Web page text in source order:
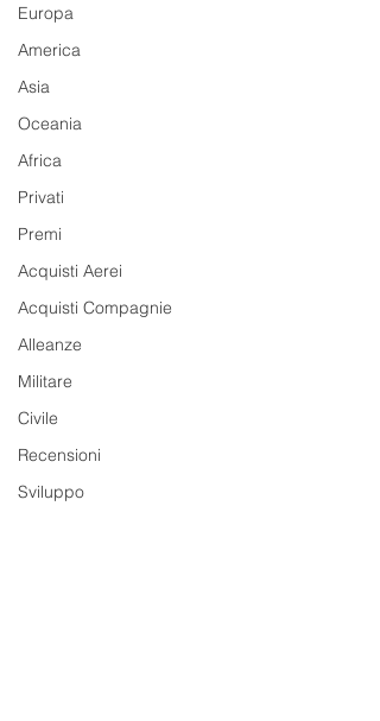
Europa
America
Asia
Oceania
Africa
Privati
Premi
Acquisti Aerei
Acquisti Compagnie
Alleanze
Militare
Civile
Recensioni
Sviluppo